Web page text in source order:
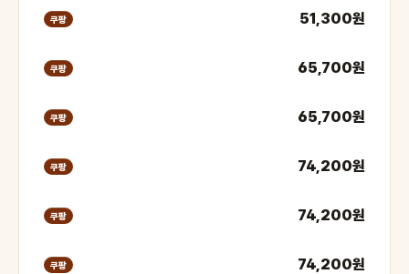
쿠팡 51,300원
쿠팡 65,700원
쿠팡 65,700원
쿠팡 74,200원
쿠팡 74,200원
쿠팡 74,200원